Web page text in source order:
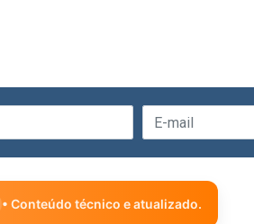
• Conteúdo técnico e atualizado.